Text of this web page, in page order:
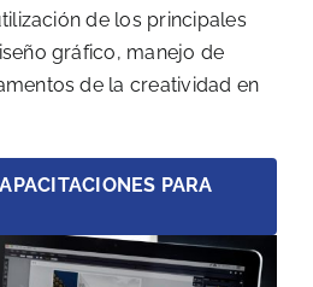
de los principales
gráfico, manejo de
de la creatividad en
PARA